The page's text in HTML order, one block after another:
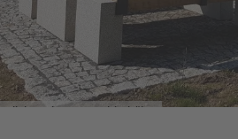
die Entwicklung der
fördern. Dabei sollen die
Bevölkerung und Gäste für
Kulturerbe sensibilisiert